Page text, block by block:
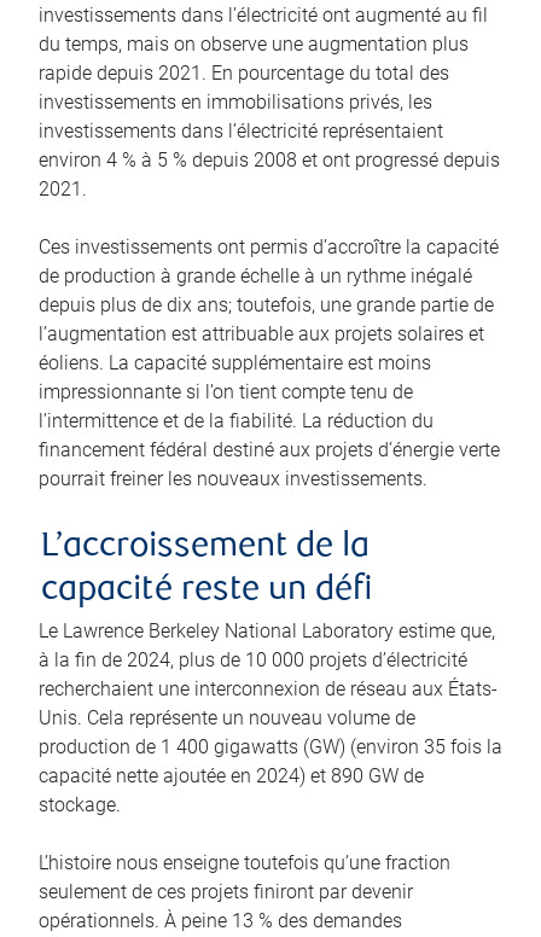
investissements dans l’électricité ont augmenté au fil
du temps, mais on observe une augmentation plus
rapide depuis 2021. En pourcentage du total des
investissements en immobilisations privés, les
investissements dans l’électricité représentaient
environ 4 % à 5 % depuis 2008 et ont progressé depuis
2021.
Ces investissements ont permis d’accroître la capacité
de production à grande échelle à un rythme inégalé
depuis plus de dix ans; toutefois, une grande partie de
l’augmentation est attribuable aux projets solaires et
éoliens. La capacité supplémentaire est moins
impressionnante si l’on tient compte tenu de
l’intermittence et de la fiabilité. La réduction du
financement fédéral destiné aux projets d’énergie verte
pourrait freiner les nouveaux investissements.
L’accroissement de la
capacité reste un défi
Le Lawrence Berkeley National Laboratory estime que,
à la fin de 2024, plus de 10 000 projets d’électricité
recherchaient une interconnexion de réseau aux États-
Unis. Cela représente un nouveau volume de
production de 1 400 gigawatts (GW) (environ 35 fois la
capacité nette ajoutée en 2024) et 890 GW de
stockage.
L’histoire nous enseigne toutefois qu’une fraction
seulement de ces projets finiront par devenir
opérationnels. À peine 13 % des demandes